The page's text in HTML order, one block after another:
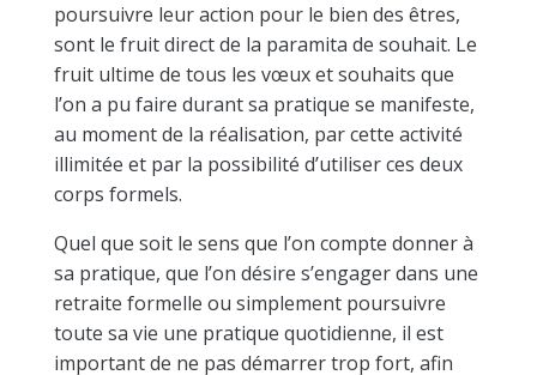
poursuivre leur action pour le bien des êtres,
sont le fruit direct de la paramita de souhait. Le
fruit ultime de tous les vœux et souhaits que
l’on a pu faire durant sa pratique se manifeste,
au moment de la réalisation, par cette activité
illimitée et par la possibilité d’utiliser ces deux
corps formels.
Quel que soit le sens que l’on compte donner à
sa pratique, que l’on désire s’engager dans une
retraite formelle ou simplement poursuivre
toute sa vie une pratique quotidienne, il est
important de ne pas démarrer trop fort, afin